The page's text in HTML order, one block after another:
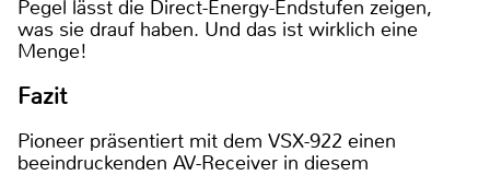
Pegel lässt die Direct-Energy-Endstufen zeigen,
was sie drauf haben. Und das ist wirklich eine
Menge!
Fazit
Pioneer präsentiert mit dem VSX-922 einen
beeindruckenden AV-Receiver in diesem